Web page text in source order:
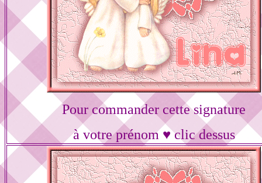
Pour commander cette signature
à votre prénom ♥ clic dessus